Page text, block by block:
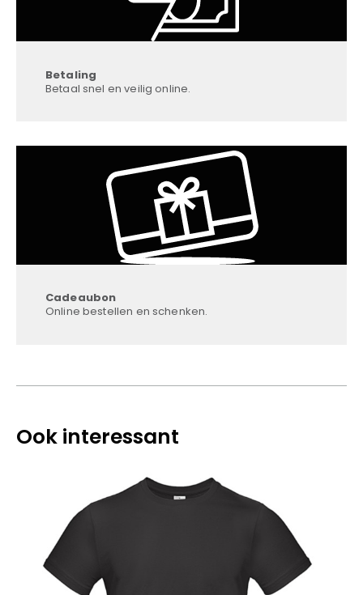
Betaling
Betaal snel en veilig online.
Cadeaubon
Online bestellen en schenken.
Ook interessant